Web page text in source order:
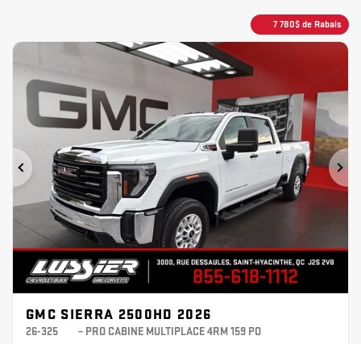
7 780$ de Rabais
Précédent
GMC SIERRA 2500HD 2026
26-325
– PRO CABINE MULTIPLACE 4RM 159 PO